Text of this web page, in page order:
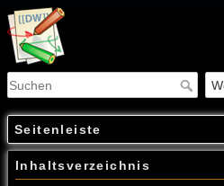
Seitenleiste
Inhaltsverzeichnis